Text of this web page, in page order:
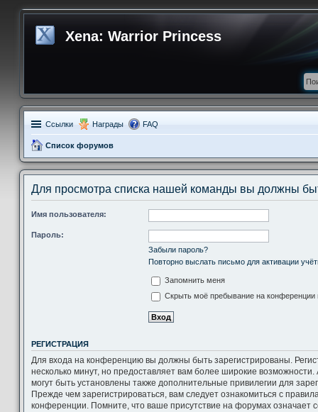
Xena: Warrior Princess
Ссылки Награды FAQ
Список форумов
Для просмотра списка нашей команды вы должны
Имя пользователя:
Пароль:
Забыли пароль?
Повторно выслать письмо для активации
Запомнить меня
Скрыть моё пребывание на конференции
РЕГИСТРАЦИЯ
Для входа на конференцию вы должны быть зарегистрированы.
несколько минут, но предоставляет вам более широкие
могут быть установлены также дополнительные привилегии для
Прежде чем зарегистрироваться, вам следует ознакомиться с
конференции. Помните, что ваше присутствие на форумах означает